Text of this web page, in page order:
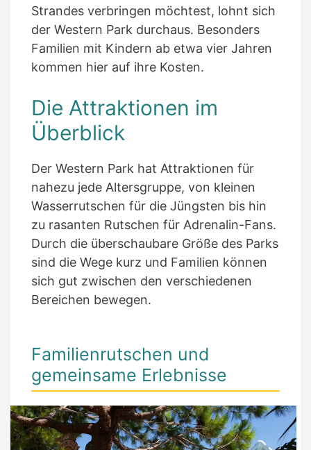
Strandes verbringen möchtest, lohnt sich
der Western Park durchaus. Besonders
Familien mit Kindern ab etwa vier Jahren
kommen hier auf ihre Kosten.
Die Attraktionen im
Überblick
Der Western Park hat Attraktionen für
nahezu jede Altersgruppe, von kleinen
Wasserrutschen für die Jüngsten bis hin
zu rasanten Rutschen für Adrenalin-Fans.
Durch die überschaubare Größe des Parks
sind die Wege kurz und Familien können
sich gut zwischen den verschiedenen
Bereichen bewegen.
Familienrutschen und
gemeinsame Erlebnisse